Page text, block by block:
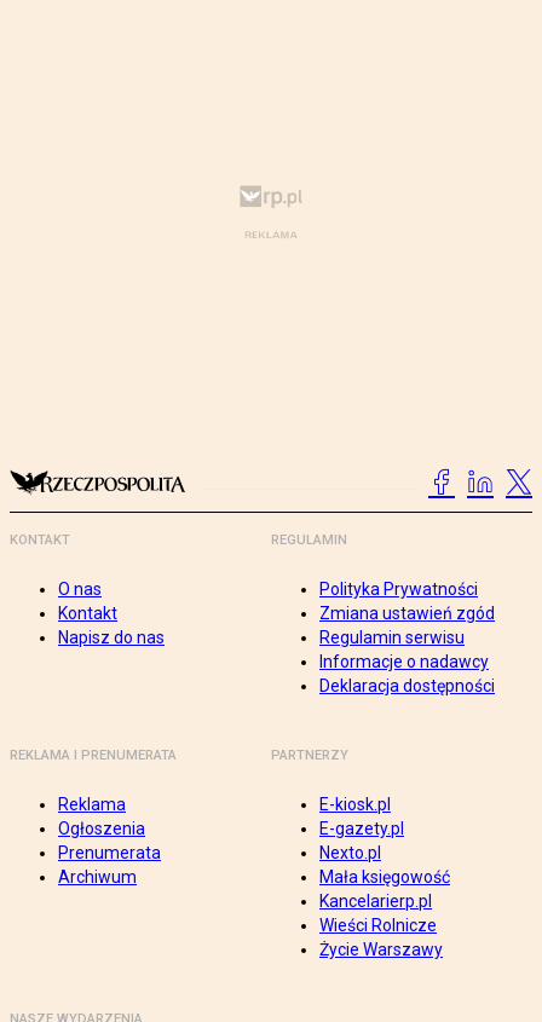
KONTAKT
O nas
Kontakt
Napisz do nas
REGULAMIN
Polityka Prywatności
Zmiana ustawień zgód
Regulamin serwisu
Informacje o nadawcy
Deklaracja dostępności
REKLAMA I PRENUMERATA
Reklama
Ogłoszenia
Prenumerata
Archiwum
PARTNERZY
E-kiosk.pl
E-gazety.pl
Nexto.pl
Mała księgowość
Kancelarierp.pl
Wieści Rolnicze
Życie Warszawy